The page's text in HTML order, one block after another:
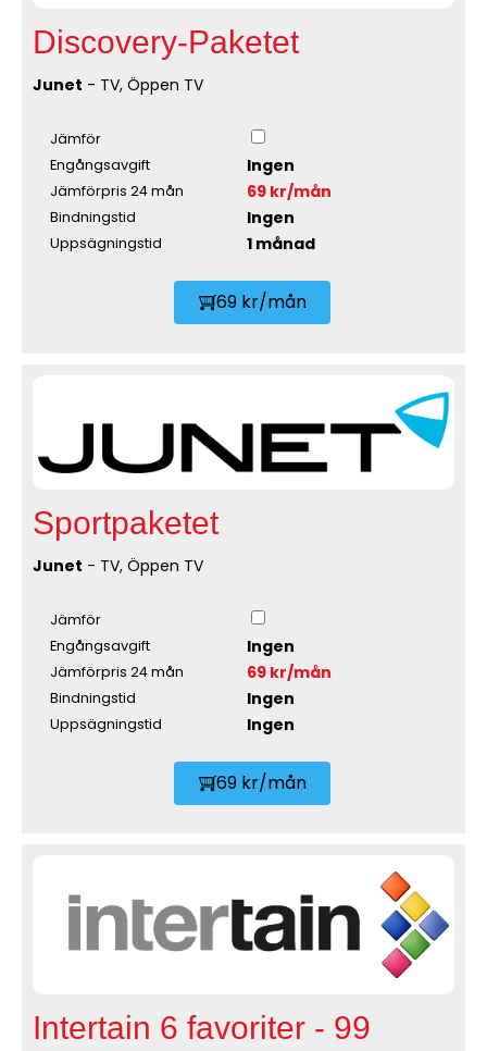
Discovery-Paketet
Junet - TV, Öppen TV
Jämför
Engångsavgift
Ingen
Jämförpris 24 mån 69 kr/mån
Bindningstid Ingen
Uppsägningstid 1 månad
69 kr/mån
Sportpaketet
Junet - TV, Öppen TV
Jämför
Engångsavgift
Ingen
Jämförpris 24 mån 69 kr/mån
Bindningstid Ingen
Uppsägningstid Ingen
69 kr/mån
Intertain 6 favoriter - 99